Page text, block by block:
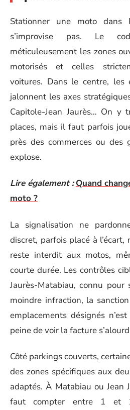
Stationner une moto
s’improvise pas. Le
méticuleusement les zones
motorisés et celles
voitures. Dans le centre, les
jalonnent les axes
Capitole-Jean Jaurès… On y
places, mais il faut parfois
près des commerces ou des
explose.
Lire également : Quand
moto ?
La signalisation ne
discret, parfois placé à
reste interdit aux motos,
courte durée. Les contrôles
Jaurès-Matabiau, connu
moindre infraction, la
emplacements désignés
peine de voir la facture
Côté parkings couverts,
des zones spécifiques aux
adaptés. À Matabiau ou Jean
faut compter entre 1 et